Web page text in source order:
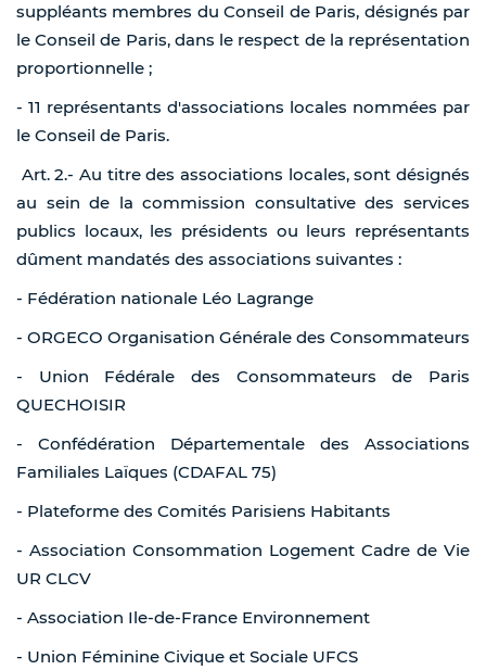
suppléants membres du Conseil de Paris, désignés par
le Conseil de Paris, dans le respect de la représentation
proportionnelle ;
- 11 représentants d'associations locales nommées par
le Conseil de Paris.
Art. 2.- Au titre des associations locales, sont désignés
au sein de la commission consultative des services
publics locaux, les présidents ou leurs représentants
dûment mandatés des associations suivantes :
- Fédération nationale Léo Lagrange
- ORGECO Organisation Générale des Consommateurs
- Union Fédérale des Consommateurs de Paris
QUECHOISIR
- Confédération Départementale des Associations
Familiales Laïques (CDAFAL 75)
- Plateforme des Comités Parisiens Habitants
- Association Consommation Logement Cadre de Vie
UR CLCV
- Association Ile-de-France Environnement
- Union Féminine Civique et Sociale UFCS